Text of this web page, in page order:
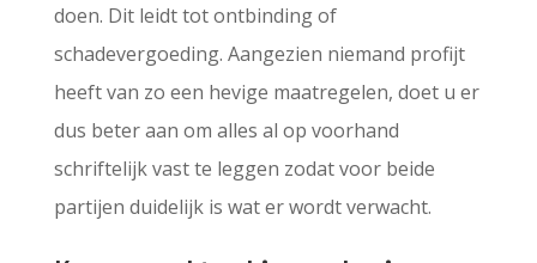
doen. Dit leidt tot ontbinding of
schadevergoeding. Aangezien niemand profijt
heeft van zo een hevige maatregelen, doet u er
dus beter aan om alles al op voorhand
schriftelijk vast te leggen zodat voor beide
partijen duidelijk is wat er wordt verwacht.